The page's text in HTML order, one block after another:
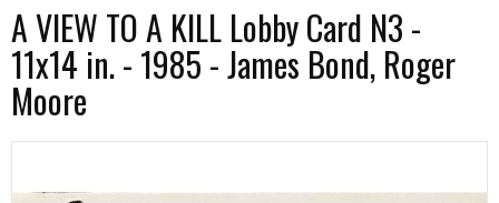
A VIEW TO A KILL Lobby Card N3 -
11x14 in. - 1985 - James Bond, Roger
Moore